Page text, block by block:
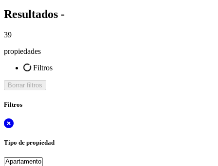
Resultados -
39
propiedades
Filtros
Borrar filtros
Filtros
Tipo de propiedad